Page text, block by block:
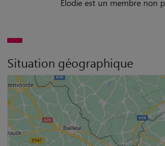
Elodie est un membre non
Situation géographique